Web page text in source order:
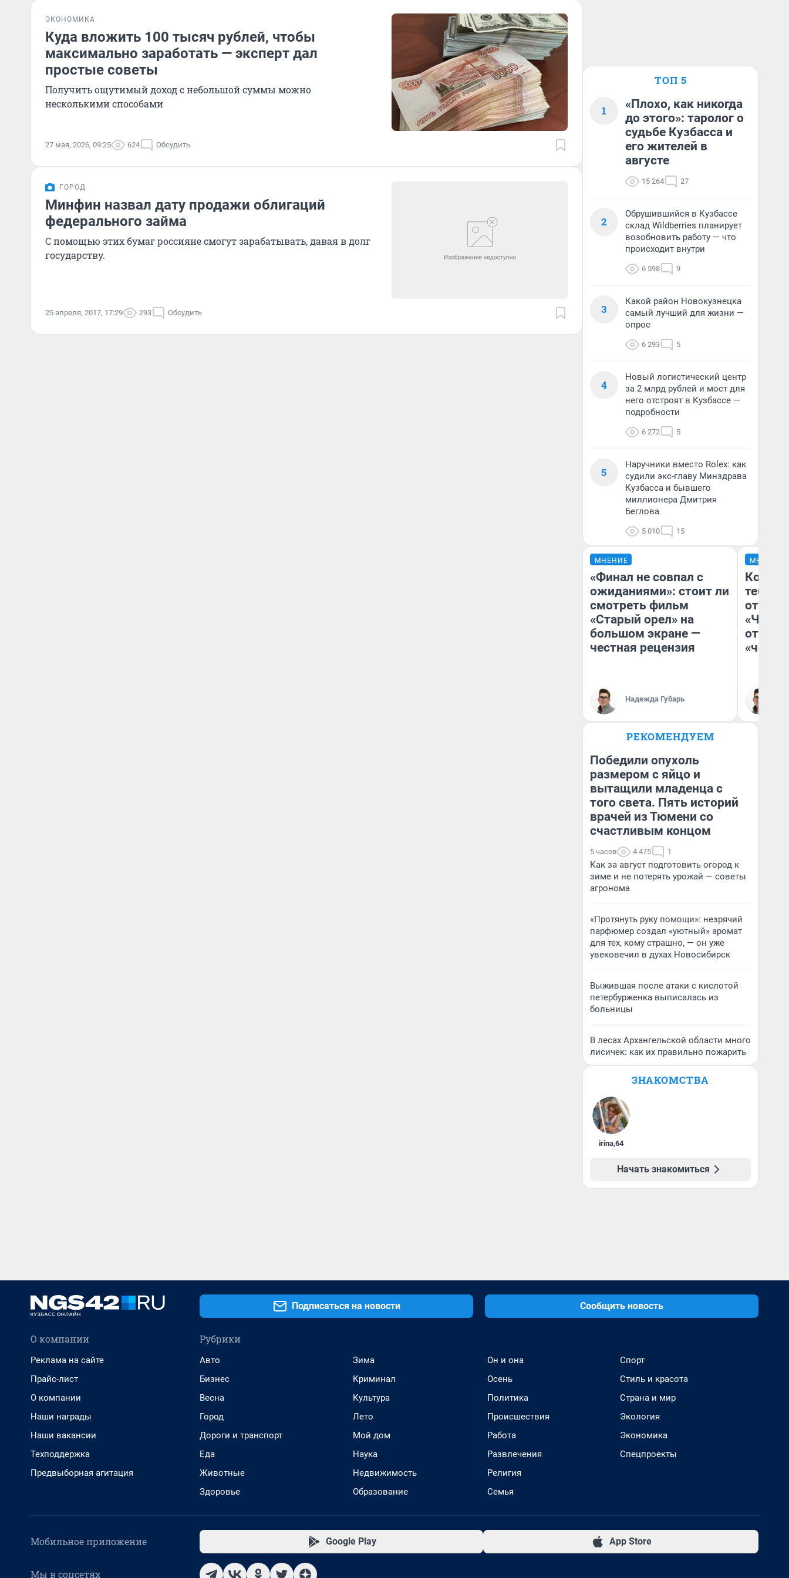
ЭКОНОМИКА
Куда вложить 100 тысяч рублей, чтобы
максимально заработать — эксперт дал
простые советы
Получить ощутимый доход с небольшой суммы можно
несколькими способами
27 мая, 2026, 09:25 624 Обсудить
ГОРОД
Минфин назвал дату продажи облигаций
федерального займа
С помощью этих бумаг россияне смогут зарабатывать, давая в долг
государству.
25 апреля, 2017, 17:29 293 Обсудить
ТОП 5
1
«Плохо, как никогда
до этого»: таролог о
судьбе Кузбасса и
его жителей в
августе
15 264 27
2
Обрушившийся в Кузбассе
склад Wildberries планирует
возобновить работу — что
происходит внутри
6 598 9
3
Какой район Новокузнецка
самый лучший для жизни —
опрос
6 293 5
4
Новый логистический центр
за 2 млрд рублей и мост для
него отстроят в Кузбассе —
подробности
6 272 5
5
Наручники вместо Rolex: как
судили экс-главу Минздрава
Кузбасса и бывшего
миллионера Дмитрия
Беглова
5 010 15
МНЕНИЕ
«Финал не совпал с
ожиданиями»: стоит ли
смотреть фильм
«Старый орел» на
большом экране —
честная рецензия
Надежда Губарь
МНЕНИЕ
тебя
отзыв
РЕКОМЕНДУЕМ
Победили опухоль
размером с яйцо и
вытащили младенца с
того света. Пять историй
врачей из Тюмени со
счастливым концом
5 часов 4 475 1
Как за август подготовить огород к
зиме и не потерять урожай — советы
агронома
«Протянуть руку помощи»: незрячий
парфюмер создал «уютный» аромат
для тех, кому страшно, — он уже
увековечил в духах Новосибирск
Выжившая после атаки с кислотой
петербурженка выписалась из
больницы
В лесах Архангельской области много
лисичек: как их правильно пожарить
ЗНАКОМСТВА
irina,64
Начать знакомиться
Подписаться на новости Сообщить новость
О компании
Реклама на сайте
Прайс-лист
О компании
Наши награды
Наши вакансии
Техподдержка
Предвыборная агитация
Рубрики
Авто
Бизнес
Весна
Город
Дороги и транспорт
Еда
Животные
Здоровье
Зима
Криминал
Культура
Лето
Мой дом
Наука
Недвижимость
Образование
Он и она
Осень
Политика
Происшествия
Работа
Развлечения
Религия
Семья
Спорт
Стиль и красота
Страна и мир
Экология
Экономика
Спецпроекты
Мобильное приложение Google Play App Store
Мы в соцсетях